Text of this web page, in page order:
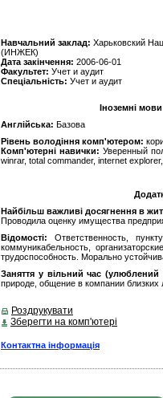
Навчальний заклад: Харьковский
(ИНЖЕК)
Дата закінчення: 2006-06-01
Факультет: Учет и аудит
Спеціальність: Учет и аудит
Іноземні
Англійська: Базова
Рівень володіння комп'ютером:
Комп'ютерні навички: Уверенный
winrar, total commander, internet
Найбільш важливі досягнення в
Проводила оценку имущества
Відомості: Ответственность,
коммуникабельность,
трудоспособность. Морально
Заняття у вільний час (улюблений
природе, общение в компании близких
Роздрукувати
Зберегти на комп'ютері
Контактна інформація